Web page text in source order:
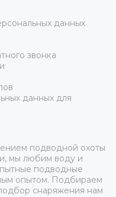
данных
звонка
данных для
подводной охоты
мы любим воду и
подводные
опытом. Подбираем
снаряжения нам